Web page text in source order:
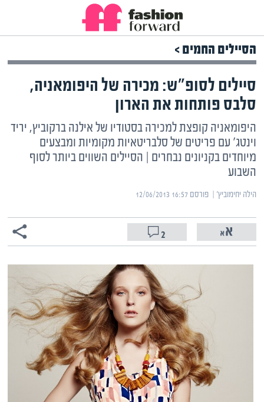
הסיילים החמים >
סיילים לסופ"ש: מכירה של היפומאניה,
סלבס פותחות את הארון
היפומאניה קופצת למכירה בסטודיו של אילנה ברקוביץ, יריד
וינטג' עם פריטים של סלבריטאיות מקומיות ומבצעים
מיוחדים בקניונים נבחרים | הסיילים השווים ביותר לסוף
השבוע
הילה יחימוביץ' | ‏פורסם ‎12/06/2013 16:57
2